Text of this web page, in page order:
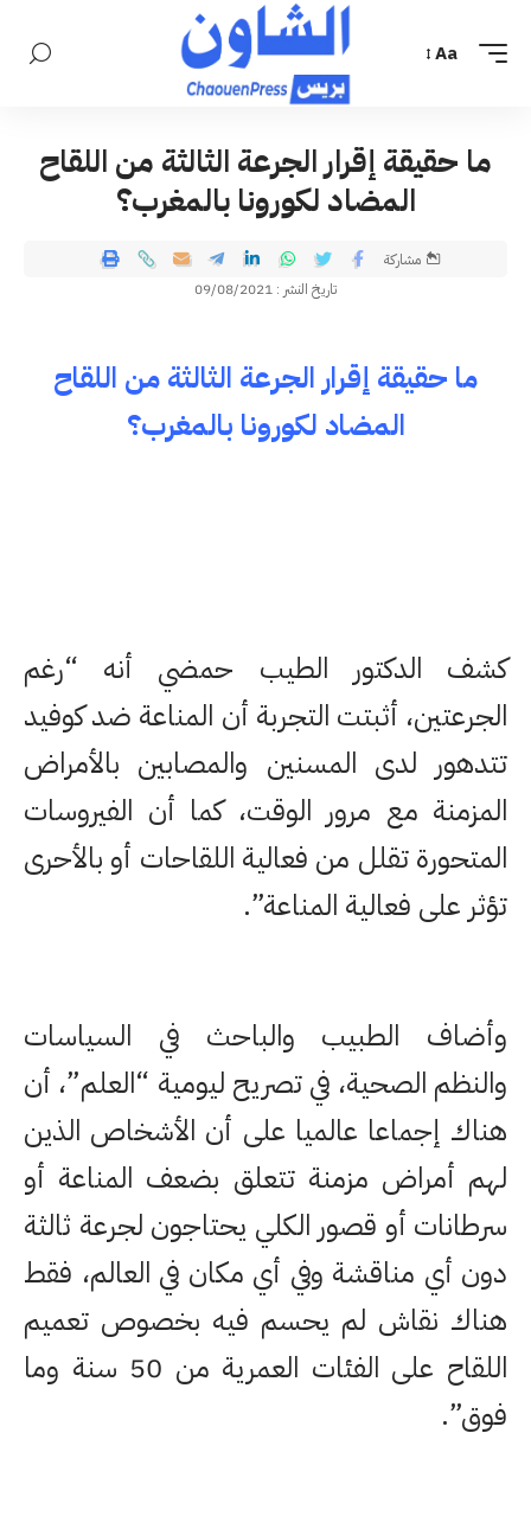
Aa
ما حقيقة إقرار الجرعة الثالثة من اللقاح
المضاد لكورونا بالمغرب؟
تاريخ النشر : 09/08/2021
مشاركة
ما حقيقة إقرار الجرعة الثالثة من اللقاح
المضاد لكورونا بالمغرب؟
كشف الدكتور الطيب حمضي أنه “رغم
الجرعتين، أثبتت التجربة أن المناعة ضد كوفيد
تتدهور لدى المسنين والمصابين بالأمراض
المزمنة مع مرور الوقت، كما أن الفيروسات
المتحورة تقلل من فعالية اللقاحات أو بالأحرى
تؤثر على فعالية المناعة”.
وأضاف الطبيب والباحث في السياسات
والنظم الصحية، في تصريح ليومية “العلم”، أن
هناك إجماعا عالميا على أن الأشخاص الذين
لهم أمراض مزمنة تتعلق بضعف المناعة أو
سرطانات أو قصور الكلي يحتاجون لجرعة ثالثة
دون أي مناقشة وفي أي مكان في العالم، فقط
هناك نقاش لم يحسم فيه بخصوص تعميم
اللقاح على الفئات العمرية من 50 سنة وما
فوق”.